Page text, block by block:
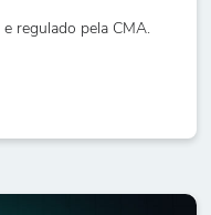
regulado pela CMA.